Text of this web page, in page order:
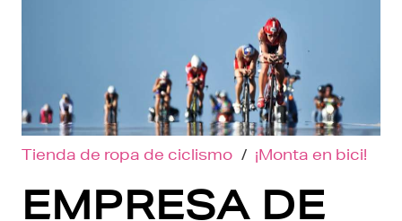
Tienda de ropa de ciclismo / ¡Monta en bici!
EMPRESA DE